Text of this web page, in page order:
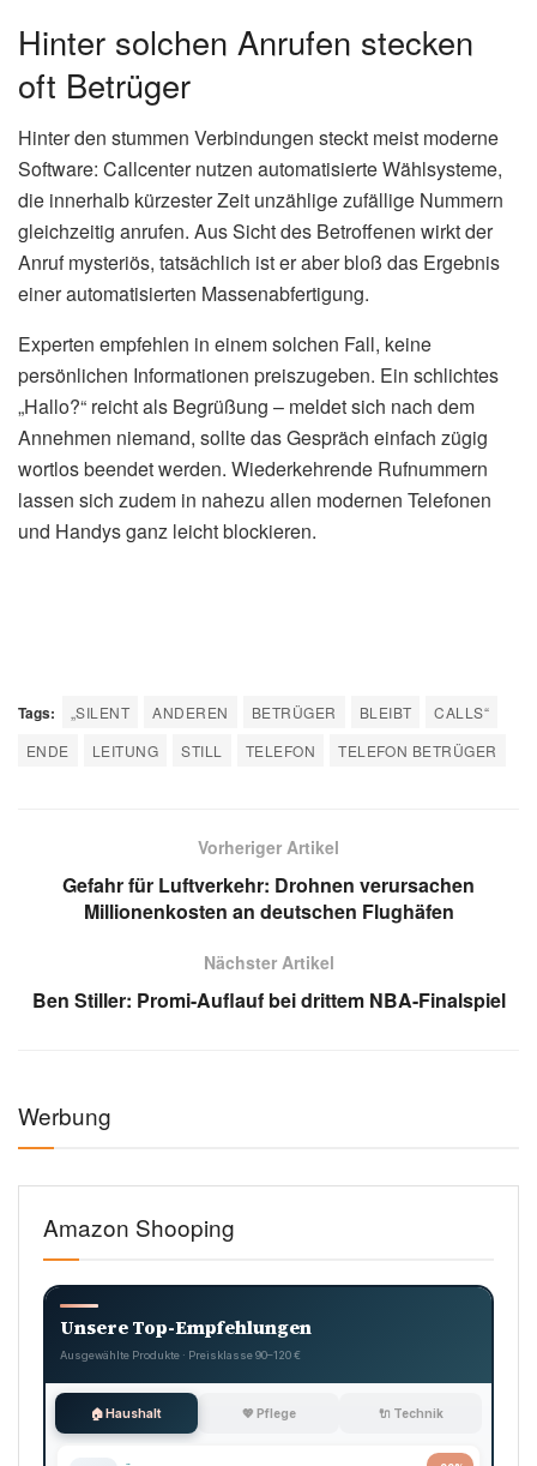
Hinter solchen Anrufen stecken
oft Betrüger
Hinter den stummen Verbindungen steckt meist moderne
Software: Callcenter nutzen automatisierte Wählsysteme,
die innerhalb kürzester Zeit unzählige zufällige Nummern
gleichzeitig anrufen. Aus Sicht des Betroffenen wirkt der
Anruf mysteriös, tatsächlich ist er aber bloß das Ergebnis
einer automatisierten Massenabfertigung.
Experten empfehlen in einem solchen Fall, keine
persönlichen Informationen preiszugeben. Ein schlichtes
„Hallo?“ reicht als Begrüßung – meldet sich nach dem
Annehmen niemand, sollte das Gespräch einfach zügig
wortlos beendet werden. Wiederkehrende Rufnummern
lassen sich zudem in nahezu allen modernen Telefonen
und Handys ganz leicht blockieren.
Tags: „SILENT ANDEREN BETRÜGER BLEIBT
CALLS“
ENDE
LEITUNG STILL TELEFON TELEFON BETRÜGER
Vorheriger Artikel
Gefahr für Luftverkehr: Drohnen verursachen
Millionenkosten an deutschen Flughäfen
Nächster Artikel
Ben Stiller: Promi-Auflauf bei drittem NBA-Finalspiel
Werbung
Amazon Shooping
Unsere Top-Empfehlungen
Ausgewählte Produkte · Preisklasse 90–120 €
🏠 Haushalt 💖 Pflege 🔌 Technik